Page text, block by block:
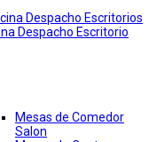
Despacho Escritorios
Despacho Escritorio
Mesas de Comedor
Salon